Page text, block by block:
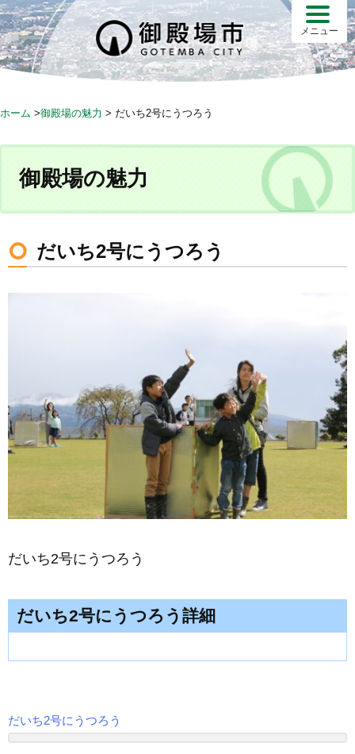
S
k
i
p
o
メニュー
ホーム >御殿場の魅力 > だいち2号にうつろう
御殿場の魅力
だいち2号にうつろう
だいち2号にうつろう
だいち2号にうつろう詳細
投
だいち2号にうつろう